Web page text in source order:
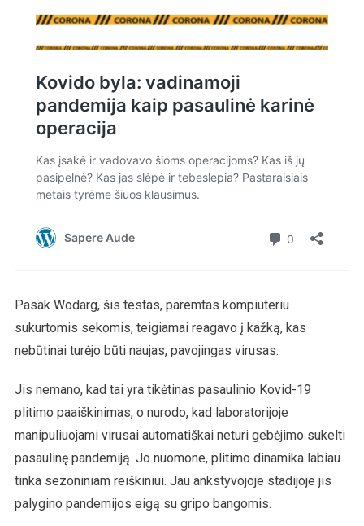
Pasak Wodarg, šis testas, paremtas kompiuteriu
sukurtomis sekomis, teigiamai reagavo į kažką, kas
nebūtinai turėjo būti naujas, pavojingas virusas.
Jis nemano, kad tai yra tikėtinas pasaulinio Kovid-19
plitimo paaiškinimas, o nurodo, kad laboratorijoje
manipuliuojami virusai automatiškai neturi gebėjimo sukelti
pasaulinę pandemiją. Jo nuomone, plitimo dinamika labiau
tinka sezoniniam reiškiniui. Jau ankstyvojoje stadijoje jis
palygino pandemijos eigą su gripo bangomis.